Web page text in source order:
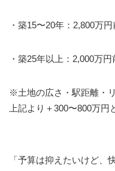
・築15〜20年：2,800万円
・築25年以上：2,000万円
※土地の広さ・駅距離・
上記より＋300〜800万円
「予算は抑えたいけど、